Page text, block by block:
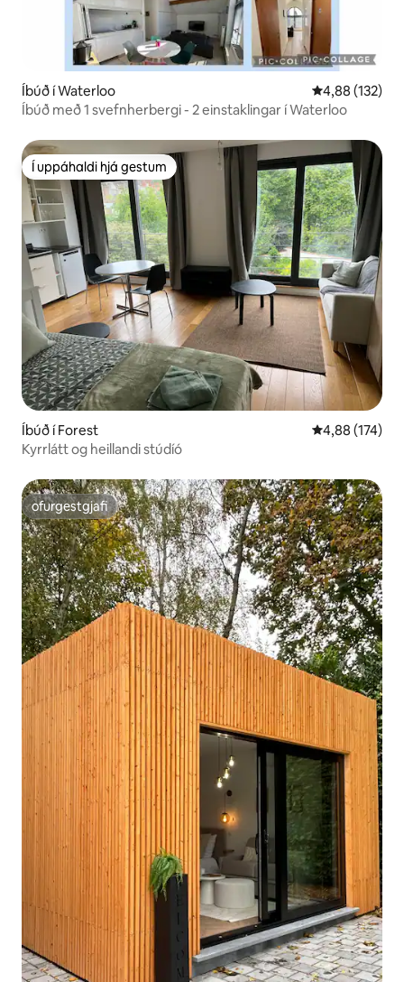
Íbúð í Waterloo 4,88 af 5 í
4,88 (132)
Íbúð með 1 svefnherbergi - 2 einstaklingar í Waterloo
Í uppáhaldi hjá gestum
Í uppáhaldi hjá gestum
Íbúð í Forest 4,88 af 5 í
4,88 (174)
Kyrrlátt og heillandi stúdíó
ofurgestgjafi
ofurgestgjafi